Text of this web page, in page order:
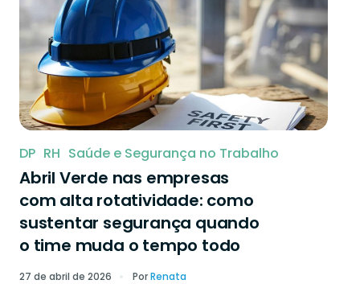
DP RH Saúde e Segurança no Trabalho
Abril Verde nas empresas
com alta rotatividade: como
sustentar segurança quando
o time muda o tempo todo
27 de abril de 2026 PorRenata